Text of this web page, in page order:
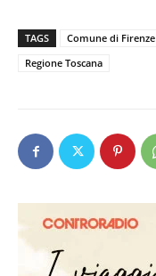
TAGS Comune di Firenze
Regione Toscana